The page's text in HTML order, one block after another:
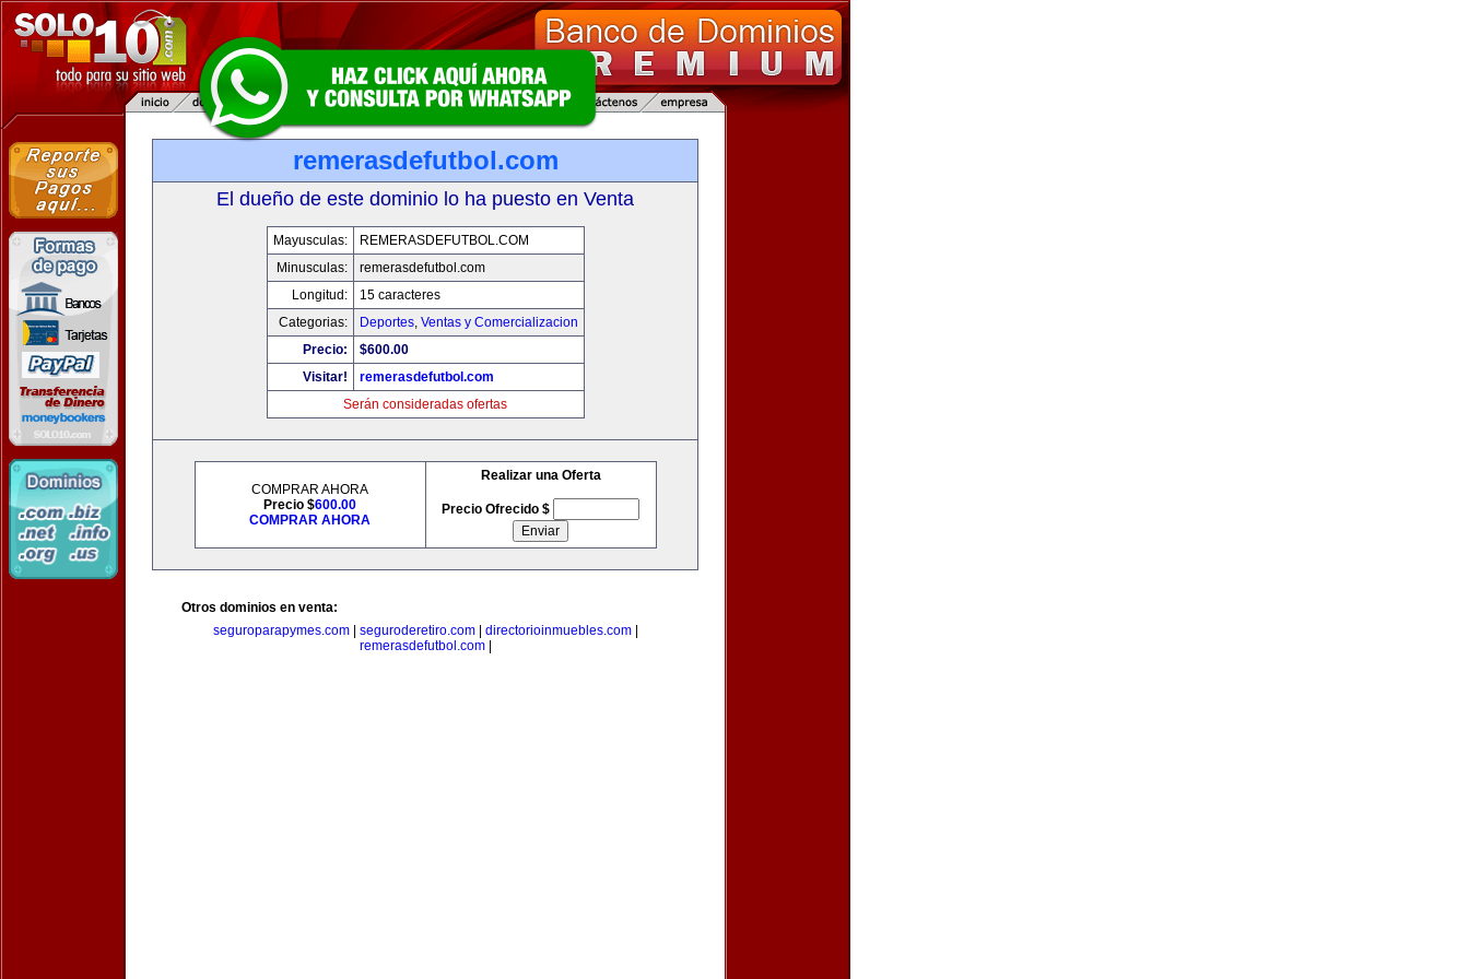
remerasdefutbol.com
El dueño de este dominio lo ha puesto en Venta
Mayusculas:
REMERASDEFUTBOL.COM
Minusculas:
remerasdefutbol.com
Longitud:
15 caracteres
Categorias:
Deportes, Ventas y Comercializacion
Precio:
$600.00
Visitar!
remerasdefutbol.com
Serán consideradas ofertas
COMPRAR AHORA
Precio $600.00
COMPRAR AHORA
Realizar una Oferta
Precio Ofrecido $
Otros dominios en venta:
seguroparapymes.com| seguroderetiro.com| directorioinmuebles.com|
remerasdefutbol.com|